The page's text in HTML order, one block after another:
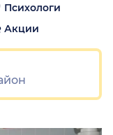
Психологи
Акции